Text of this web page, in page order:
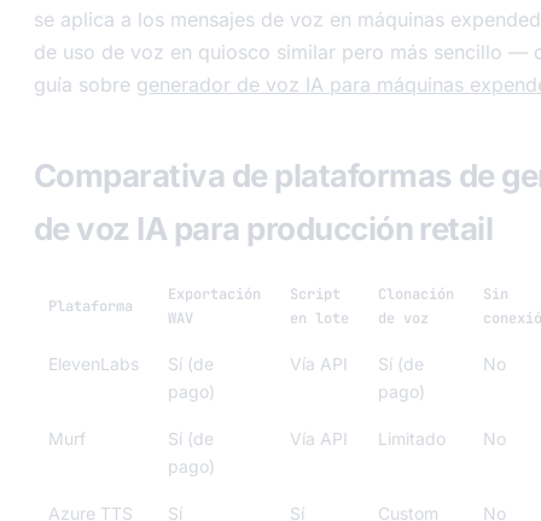
se aplica a los mensajes de voz en máquinas
de uso de voz en quiosco similar pero más sencillo —
guía sobre generador de voz IA para máquinas
Comparativa de plataformas de
de voz IA para producción retail
Plataforma
Exportación
WAV
Script
en lote
Clonación
de voz
Sin
ElevenLabs
Sí (de
pago)
Vía API
Sí (de
pago)
No
Murf
Sí (de
pago)
Vía API Limitado No
Azure TTS Sí
Sí
Custom
No